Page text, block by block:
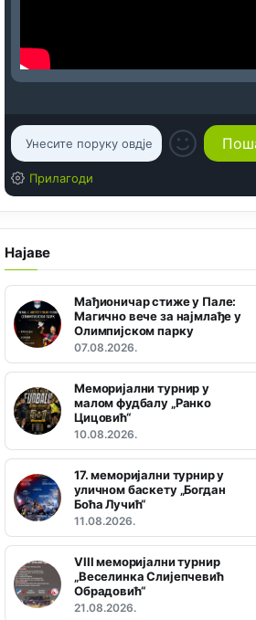
Прилагоди
Најаве
Мађионичар стиже у Пале:
Магично вече за најмлађе у
Олимпијском парку
07.08.2026.
Меморијални турнир у
малом фудбалу „Ранко
Цицовић“
10.08.2026.
17. меморијални турнир у
уличном баскету „Богдан
Боћа Лучић“
11.08.2026.
VIII меморијални турнир
„Веселинка Слијепчевић
Обрадовић“
21.08.2026.